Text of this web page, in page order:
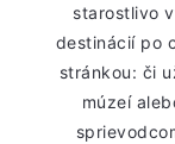
starostlivo
destinácií po
stránkou: či
múzeí